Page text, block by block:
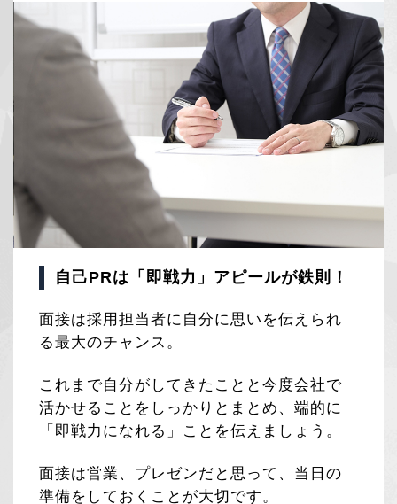
自己PRは「即戦力」アピールが鉄則！
面接は採用担当者に自分に思いを伝えられ
る最大のチャンス。
これまで自分がしてきたことと今度会社で
活かせることをしっかりとまとめ、端的に
「即戦力になれる」ことを伝えましょう。
面接は営業、プレゼンだと思って、当日の
準備をしておくことが大切です。